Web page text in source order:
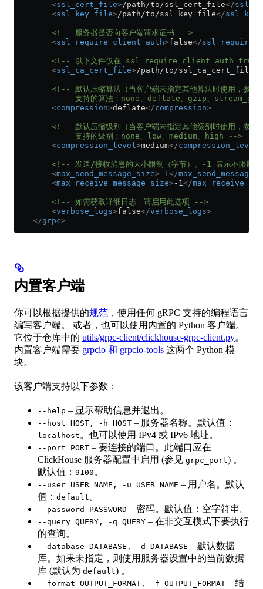
        <
ssl_cert_file> /path/to/ssl_cert_file</
        <
ssl_key_file> /path/to/ssl_key_file</
        <!-- 服务器是否向客户端请求证书 -->
        <
ssl_require_client_auth>false</
<!-- 以下文件仅在 ssl_require_client_auth=true
        <
ssl_ca_cert_file> /path/to/ssl_ca_cert_file
<!-- 默认压缩算法（当客户端未指定其他算法时使用，
支持的算法：none、deflate、gzip、
        <
compression>deflate</compression>
<!-- 默认压缩级别（当客户端未指定其他级别时使用，
             支持的级别：none、low、medium、high -->
        <
compression_level >medium</compression_level
<!-- 发送/接收消息的大小限制（字节）。-1 表示不限制
        <
max_send_message_size> -1 </
        <
max_receive_message_size> -1 </
        <!-- 如需获取详细日志，请启用此选项 -->
        <
verbose_logs>false</verbose_logs>
    </
grpc>
内置客户端
你可以根据提供的规范 ，使用任何 gRPC 支持的编程语言
编写客户端。 或者，也可以使用内置的 Python 客户端。
它位于仓库中的 utils/grpc-client/clickhouse-grpc-client.py。
内置客户端需要 grpcio 和 grpcio-tools 这两个 Python 模
块。
该客户端支持以下参数：
--help – 显示帮助信息并退出。
--host HOST, -h HOST – 服务器名称。默认值：
localhost 。也可以使用 IPv4 或 IPv6 地址。
--port PORT – 要连接的端口。此端口应在
ClickHouse 服务器配置中启用 (参见 grpc_port) 。
默认值： 9100 。
--user USER_NAME, -u USER_NAME – 用户名。默认
值： default 。
--password PASSWORD – 密码。默认值：空字符串。
--query QUERY, -q QUERY – 在非交互模式下要执行
的查询。
--database DATABASE, -d DATABASE – 默认数据
库。如果未指定，则使用服务器设置中的当前数据
库 (默认为 default) 。
--format OUTPUT_FORMAT, -f OUTPUT_FORMAT – 结